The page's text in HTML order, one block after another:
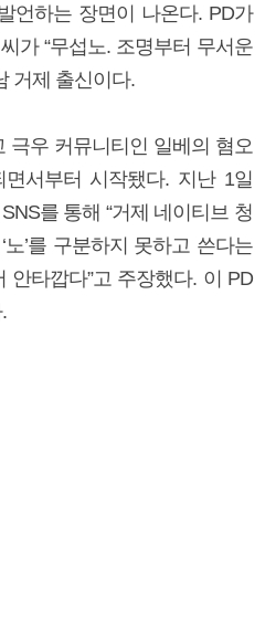
언하는 장면이 나온다. PD가
가 “무섭노. 조명부터 무서운
거제 출신이다.
극우 커뮤니티인 일베의 혐오
서부터 시작됐다. 지난 1일
를 통해 “거제 네이티브 청
노’를 구분하지 못하고 쓴다는
안타깝다”고 주장했다. 이 PD